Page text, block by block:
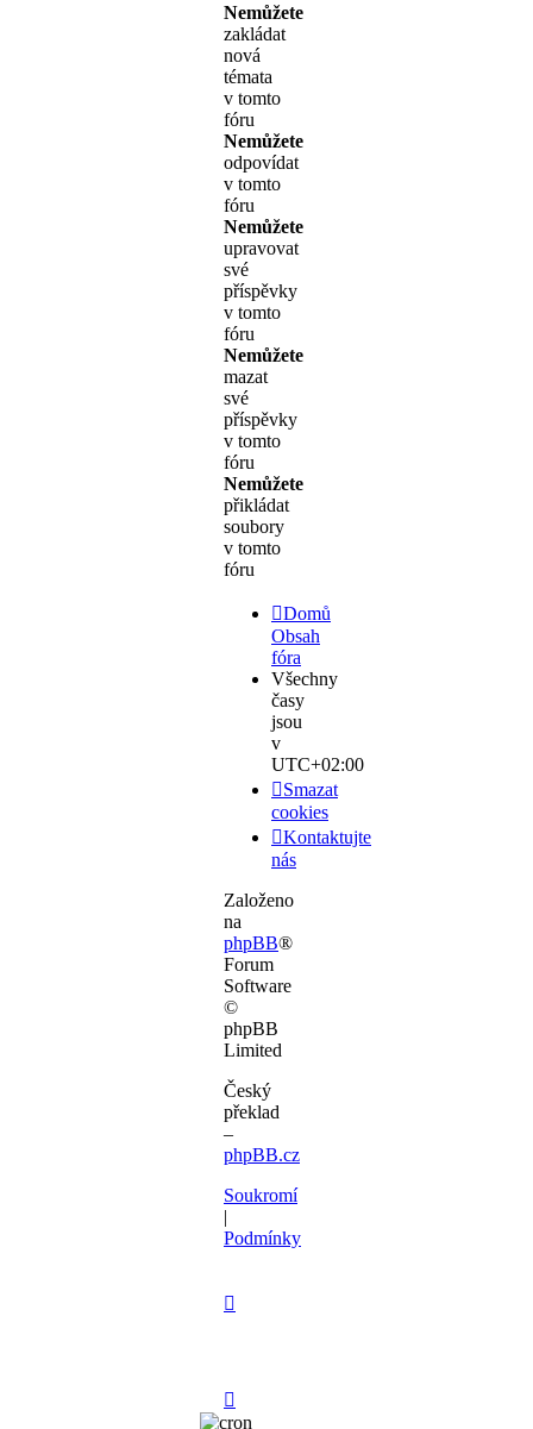
Nemůžete
zakládat
nová
témata
v tomto
fóru
Nemůžete
odpovídat
v tomto
fóru
Nemůžete
upravovat
své
příspěvky
v tomto
fóru
Nemůžete
mazat
své
příspěvky
v tomto
fóru
Nemůžete
přikládat
soubory
v tomto
fóru
Domů
Obsah
fóra
Všechny
časy
jsou
v
UTC+02:00
Smazat
cookies
Kontaktujte
nás
Založeno
na
phpBB®
Forum
Software
©
phpBB
Limited
Český
překlad
–
phpBB.cz
Soukromí
|
Podmínky